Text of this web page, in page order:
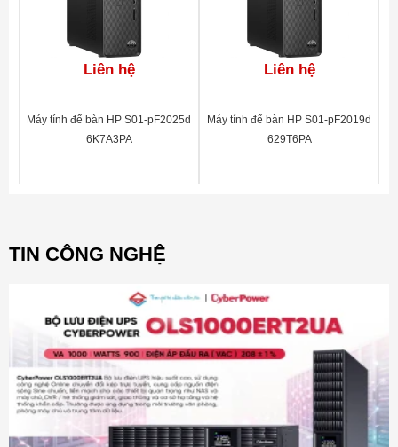
Liên hệ
Máy tính để bàn HP S01-pF2025d
6K7A3PA
Liên hệ
Máy tính để bàn HP S01-pF2019d
629T6PA
TIN CÔNG NGHỆ